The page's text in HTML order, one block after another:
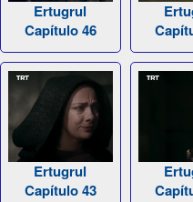
Ertugrul
Capítulo 46
Ertugrul
Capítulo 43